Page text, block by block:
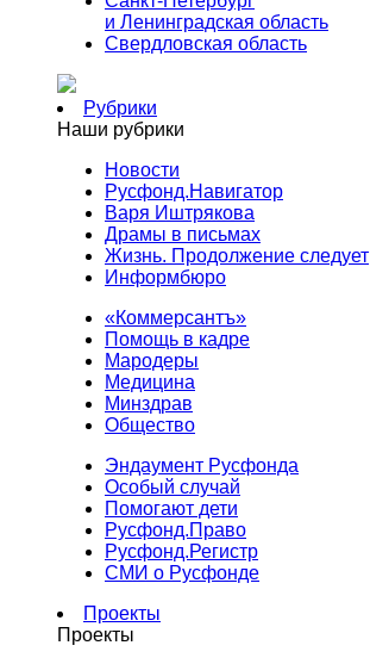
и Ленинградская область
Свердловская область
Рубрики
Наши рубрики
Новости
Русфонд.Навигатор
Варя Иштрякова
Драмы в письмах
Жизнь. Продолжение следует
Информбюро
«Коммерсантъ»
Помощь в кадре
Мародеры
Медицина
Минздрав
Общество
Эндаумент Русфонда
Особый случай
Помогают дети
Русфонд.Право
Русфонд.Регистр
СМИ о Русфонде
Проекты
Проекты